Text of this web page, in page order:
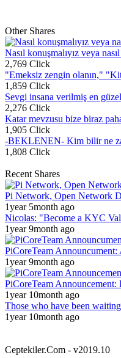
Other Shares
Nasıl konuşmalıyız veya
2,769 Click
"Emeksiz zengin olanın,"
1,859 Click
Sevgi insana verilmiş en
2,276 Click
Katar mevzusu bize biraz
1,905 Click
-BEKLENEN- Kim bilir ne
1,808 Click
Recent Shares
Pi Network, Open Network
1year 5month ago
Nicolas: "Become a KYC
1year 9month ago
PiCoreTeam Announcument:
1year 9month ago
PiCoreTeam Announcement:
1year 10month ago
Those who have been
1year 10month ago
Ceptekiler.Com - v2019.10